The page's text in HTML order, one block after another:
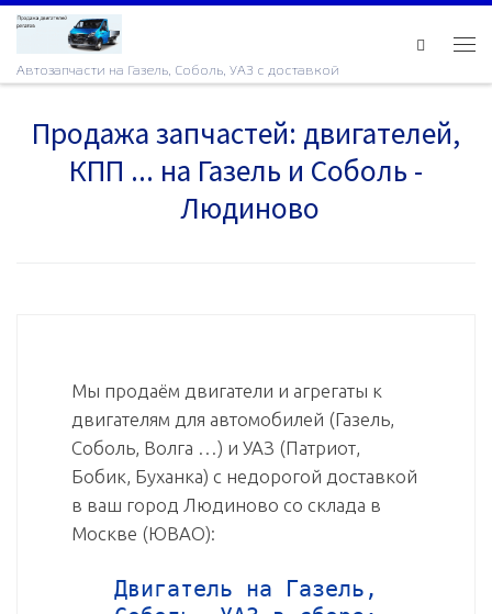
Skip to content
Автозапчасти на Газель, Соболь, УАЗ с доставкой
Продажа запчастей: двигателей,
КПП ... на Газель и Соболь -
Людиново
Мы продаём двигатели и агрегаты к
двигателям для автомобилей (Газель,
Соболь, Волга …) и УАЗ (Патриот,
Бобик, Буханка) с недорогой доставкой
в ваш город Людиново со склада в
Москве (ЮВАО):
Двигатель на Газель,